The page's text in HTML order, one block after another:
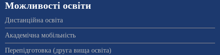
Можливості освіти
Дистанційна освіта
Академічна мобільність
Перепідготовка (друга вища освіта)